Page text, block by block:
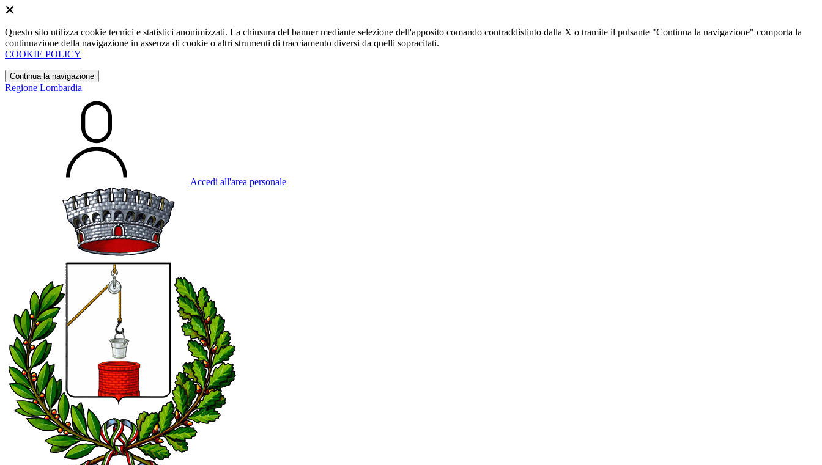
Questo sito utilizza cookie tecnici e statistici anonimizzati. La chiusura del banner mediante selezione dell'apposito comando contraddistinto dalla X o tramite il pulsante "Continua la navigazione" comporta la
continuazione della navigazione in assenza di cookie o altri strumenti di tracciamento diversi da quelli sopracitati.
COOKIE POLICY
Continua la navigazione
Regione Lombardia
Accedi all'area personale